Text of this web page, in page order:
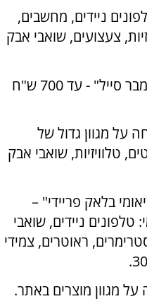
ניידים, מחשבים,
צעצועים, שואבי אבק
– קופוני "נובמבר סייל" - עד 700 ש"ח
הנחה על מגוון גדול של
טלוויזיות, שואבי אבק
בלאק פריידי" –
טלפונים ניידים, שואבי
ראוטרים, צמידי
.
.